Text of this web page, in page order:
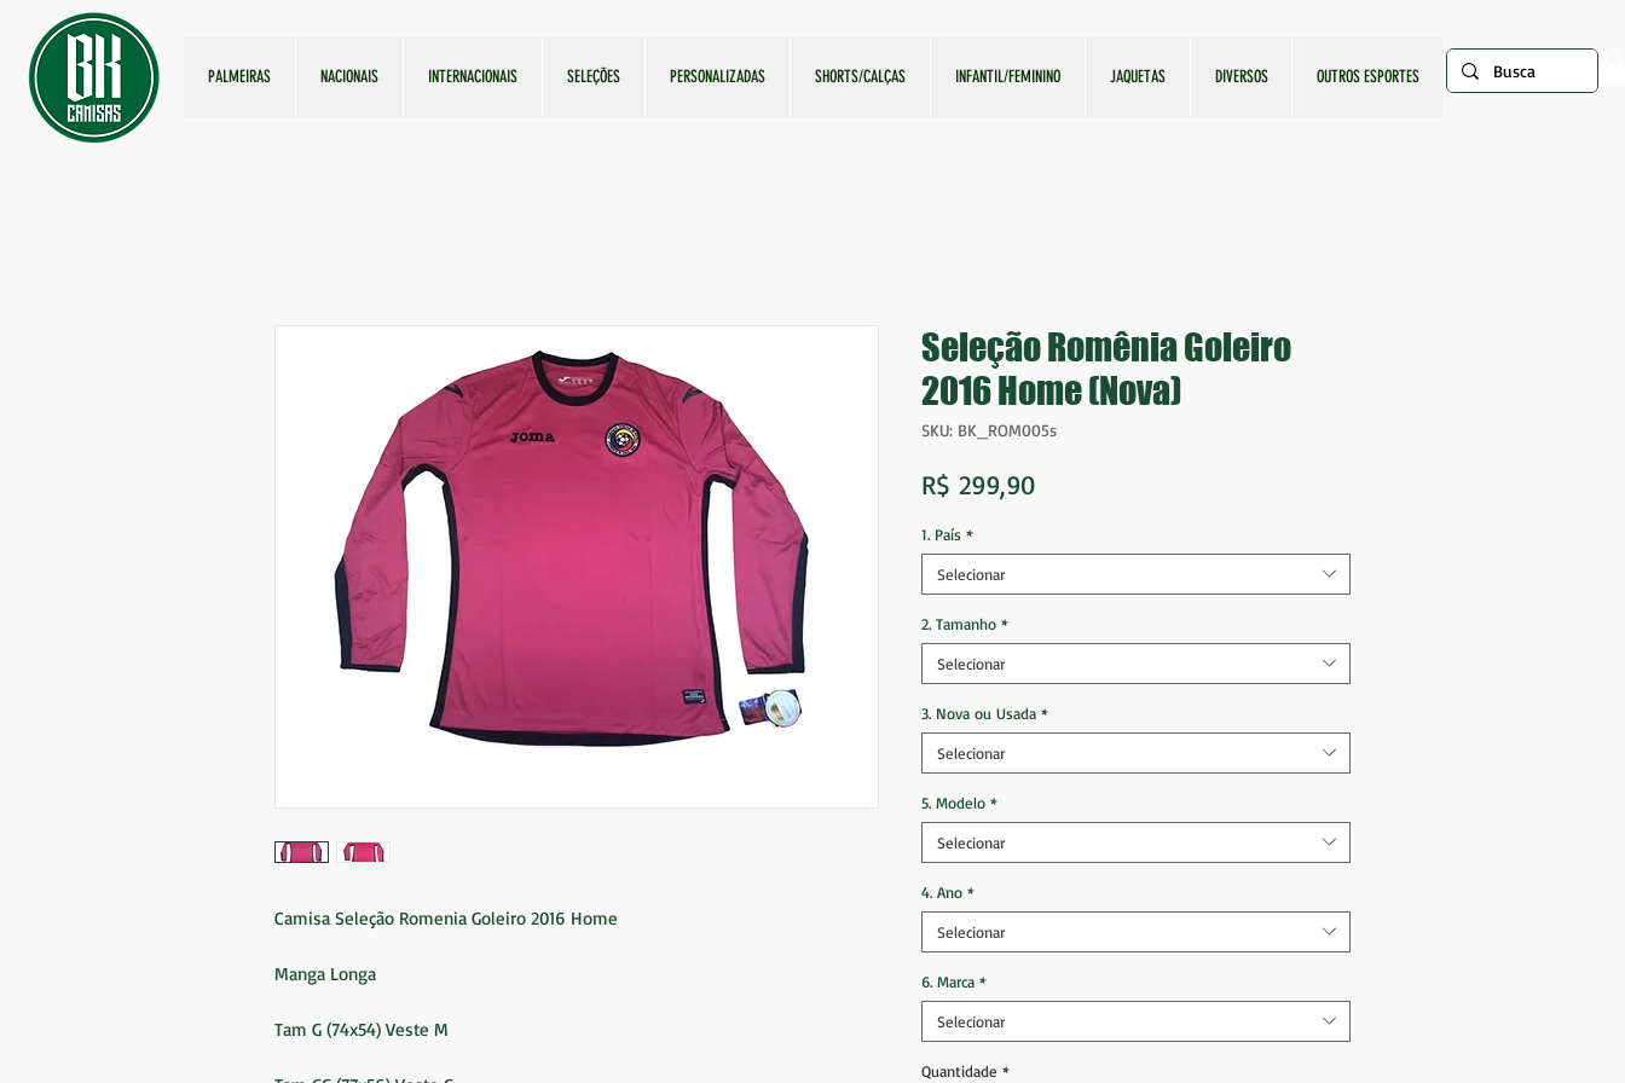
PALMEIRAS NACIONAIS INTERNACIONAIS SELEÇÕES PERSONALIZADAS SHORTS/CALÇAS INFANTIL/FEMININO JAQUETAS DIVERSOS OUTROS ESPORTES
Camisa Seleção Romenia Goleiro 2016 Home
Manga Longa
Tam G (74x54) Veste M
Seleção Romênia Goleiro
2016 Home (Nova)
SKU: BK_ROM005s
R$ 299,90Preço
1. País *
Selecionar
2. Tamanho *
Selecionar
3. Nova ou Usada *
Selecionar
5. Modelo *
Selecionar
4. Ano *
Selecionar
6. Marca *
Selecionar
Quantidade *